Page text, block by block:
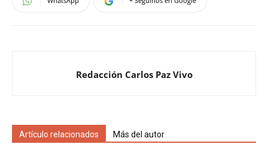
Redacción Carlos Paz Vivo
Artículo relacionados Más del autor